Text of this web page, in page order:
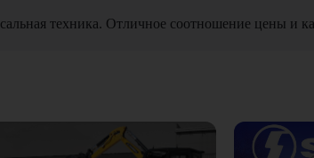
техника. Отличное соотношение цены и